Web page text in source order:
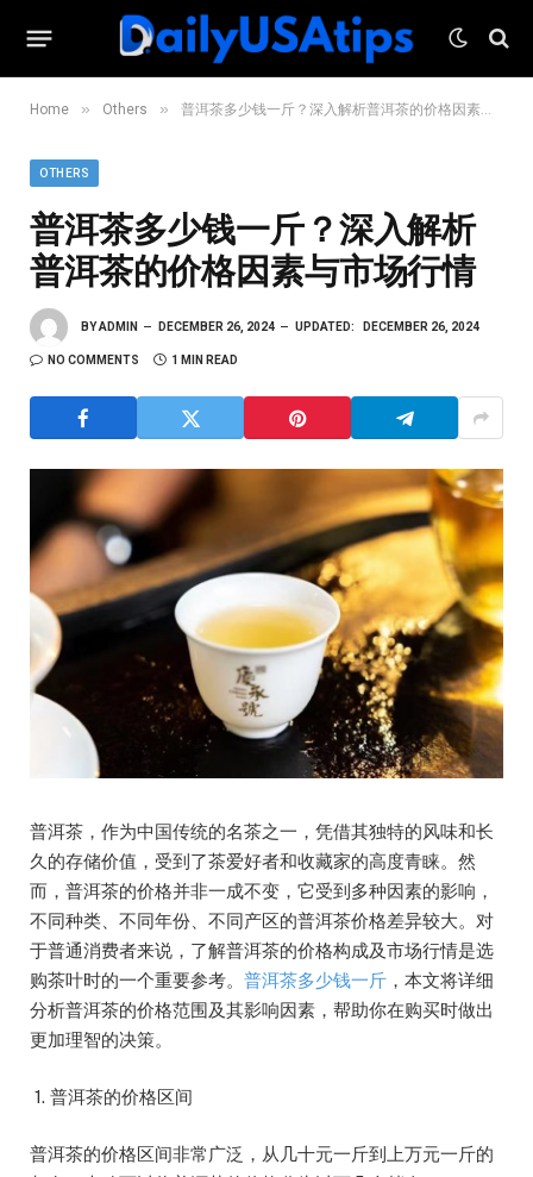
Home » Others » 普洱茶多少钱一斤？深入解析普洱茶的价格因素与市场行情
OTHERS
普洱茶多少钱一斤？深入解析
普洱茶的价格因素与市场行情
BYADMIN DECEMBER 26, 2024 UPDATED: DECEMBER 26, 2024
NO COMMENTS 1 MIN READ
普洱茶，作为中国传统的名茶之一，凭借其独特的风味和长
久的存储价值，受到了茶爱好者和收藏家的高度青睐。然
而，普洱茶的价格并非一成不变，它受到多种因素的影响，
不同种类、不同年份、不同产区的普洱茶价格差异较大。对
于普通消费者来说，了解普洱茶的价格构成及市场行情是选
购茶叶时的一个重要参考。 普洱茶多少钱一斤 ，本文将详细
分析普洱茶的价格范围及其影响因素，帮助你在购买时做出
更加理智的决策。
1. 普洱茶的价格区间
普洱茶的价格区间非常广泛，从几十元一斤到上万元一斤的